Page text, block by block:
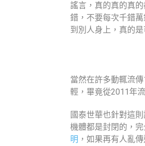
謠言，真的真的真
錯，不要每次千錯
到別人身上，真的是
當然在許多動輒流
輕，畢竟從2011年
國泰世華也針對這
機體都是封閉的，
明 ，如果再有人亂